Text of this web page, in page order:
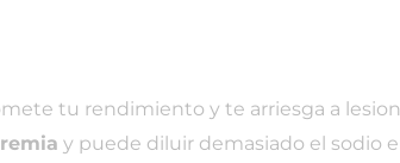
tu rendimiento y te arriesga a
y puede diluir demasiado el sodio